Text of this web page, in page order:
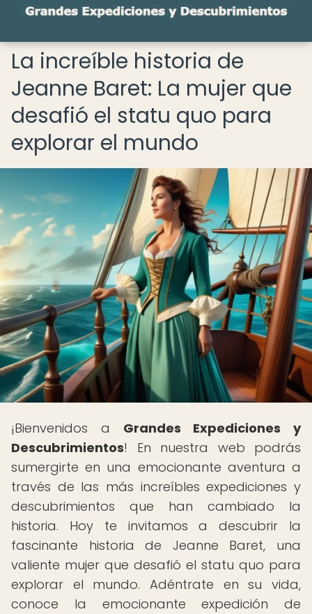
La increíble historia de
Jeanne Baret: La mujer que
desafió el statu quo para
explorar el mundo
¡Bienvenidos a Grandes Expediciones y
Descubrimientos! En nuestra web podrás
sumergirte en una emocionante aventura a
través de las más increíbles expediciones y
descubrimientos que han cambiado la
historia. Hoy te invitamos a descubrir la
fascinante historia de Jeanne Baret, una
valiente mujer que desafió el statu quo para
explorar el mundo. Adéntrate en su vida,
conoce la emocionante expedición de